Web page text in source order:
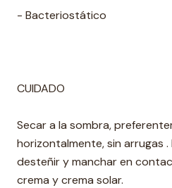
- Bacteriostático
CUIDADO
Secar a la sombra,
horizontalmente, sin arrugas .
desteñir y manchar en
crema y crema solar.